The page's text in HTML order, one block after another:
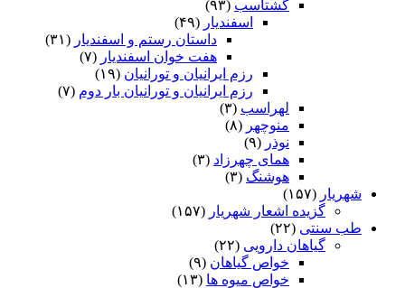
گشتاسب (۹۳)
اسفندیار (۴۹)
داستان رستم و اسفندیار (۳۱)
هفت خوان اسفندیار (۷)
رزم ایرانیان و تورانیان (۱۹)
رزم ایرانیان و تورانیان بار دوم (۷)
لهراسب (۳)
منوچهر (۸)
نوذر (۹)
هماى چهرزاد (۳)
هوشنگ (۳)
شهریار (۱۵۷)
گزیده اشعار شهریار (۱۵۷)
طب سنتی (۲۲)
گیاهان دارویی (۲۲)
خواص گیاهان (۹)
خواص میوه ها (۱۳)